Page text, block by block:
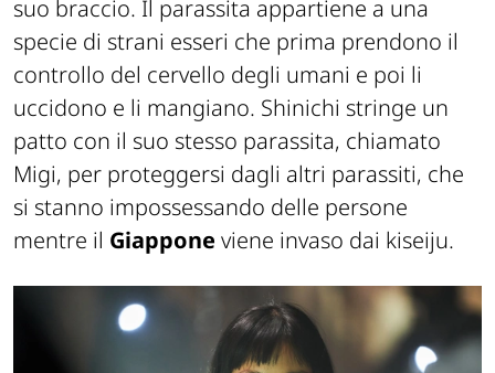
suo braccio. Il parassita appartiene a una
specie di strani esseri che prima prendono il
controllo del cervello degli umani e poi li
uccidono e li mangiano. Shinichi stringe un
patto con il suo stesso parassita, chiamato
Migi, per proteggersi dagli altri parassiti, che
si stanno impossessando delle persone
mentre il Giappone viene invaso dai kiseiju.